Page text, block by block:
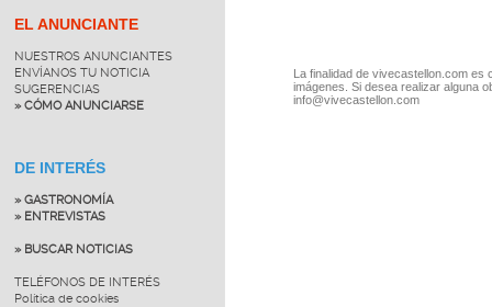
EL ANUNCIANTE
NUESTROS ANUNCIANTES
ENVÍANOS TU NOTICIA
SUGERENCIAS
» CÓMO ANUNCIARSE
DE INTERÉS
» GASTRONOMÍA
» ENTREVISTAS
» BUSCAR NOTICIAS
TELÉFONOS DE INTERÉS
Política de cookies
La finalidad de vivecastellon.com
imágenes. Si desea realizar alguna
info@vivecastellon.com